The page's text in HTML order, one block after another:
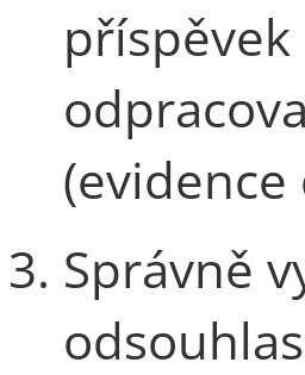
(evidence
Správně